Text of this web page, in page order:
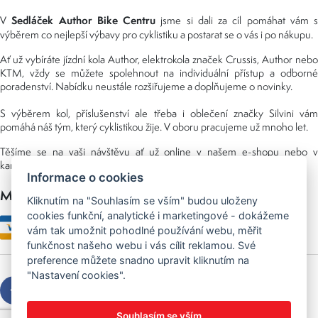
VSedláček Author Bike Centru jsme si dali za cíl pomáhat vám s
výběrem co nejlepší výbavy pro cyklistiku a postarat se o vás i po nákupu.
Ať už vybíráte jízdní kola Author, elektrokola značek Crussis, Author nebo
KTM, vždy se můžete spolehnout na individuální přístup a odborné
poradenství. Nabídku neustále rozšiřujeme a doplňujeme o novinky.
S výběrem kol, příslušenství ale třeba i oblečení značky Silvini vám
pomáhá náš tým, který cyklistikou žije. V oboru pracujeme už mnoho let.
Těšíme se na vaši návštěvu ať už online v našem e-shopu nebo v
kamenné prodejně, kterou najdete v NS (nákupní středisko) URAN.
Možnosti platby
Informace o cookies
Kliknutím na "Souhlasím se vším" budou uloženy
cookies funkční, analytické i marketingové - dokážeme
vám tak umožnit pohodlné používání webu, měřit
funkčnost našeho webu i vás cílit reklamou. Své
preference můžete snadno upravit kliknutím na
"Nastavení cookies".